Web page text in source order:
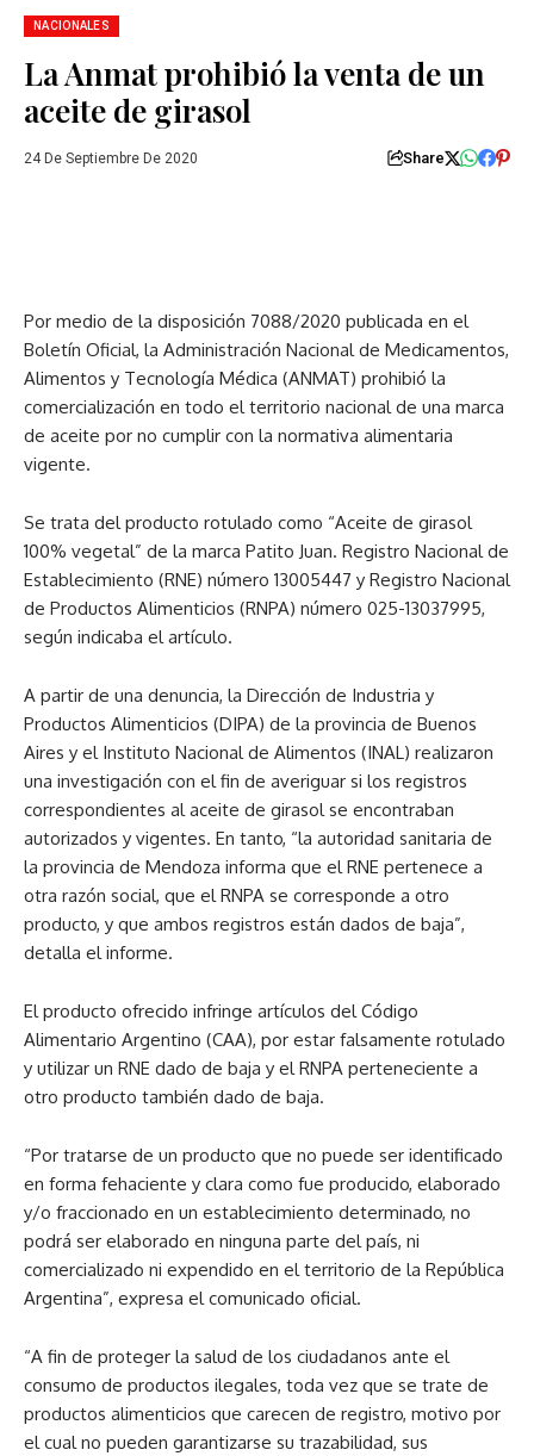
NACIONALES
La Anmat prohibió la venta de un
aceite de girasol
24 De Septiembre De 2020 Share
Por medio de la disposición 7088/2020 publicada en el
Boletín Oficial, la Administración Nacional de Medicamentos,
Alimentos y Tecnología Médica (ANMAT) prohibió la
comercialización en todo el territorio nacional de una marca
de aceite por no cumplir con la normativa alimentaria
vigente.
Se trata del producto rotulado como “Aceite de girasol
100% vegetal” de la marca Patito Juan. Registro Nacional de
Establecimiento (RNE) número 13005447 y Registro Nacional
de Productos Alimenticios (RNPA) número 025-13037995,
según indicaba el artículo.
A partir de una denuncia, la Dirección de Industria y
Productos Alimenticios (DIPA) de la provincia de Buenos
Aires y el Instituto Nacional de Alimentos (INAL) realizaron
una investigación con el fin de averiguar si los registros
correspondientes al aceite de girasol se encontraban
autorizados y vigentes. En tanto, “la autoridad sanitaria de
la provincia de Mendoza informa que el RNE pertenece a
otra razón social, que el RNPA se corresponde a otro
producto, y que ambos registros están dados de baja”,
detalla el informe.
El producto ofrecido infringe artículos del Código
Alimentario Argentino (CAA), por estar falsamente rotulado
y utilizar un RNE dado de baja y el RNPA perteneciente a
otro producto también dado de baja.
“Por tratarse de un producto que no puede ser identificado
en forma fehaciente y clara como fue producido, elaborado
y/o fraccionado en un establecimiento determinado, no
podrá ser elaborado en ninguna parte del país, ni
comercializado ni expendido en el territorio de la República
Argentina”, expresa el comunicado oficial.
“A fin de proteger la salud de los ciudadanos ante el
consumo de productos ilegales, toda vez que se trate de
productos alimenticios que carecen de registro, motivo por
el cual no pueden garantizarse su trazabilidad, sus